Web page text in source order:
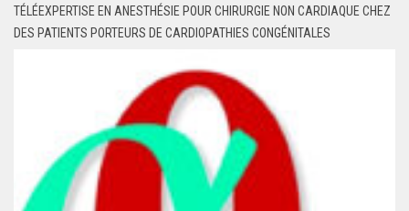
TÉLÉEXPERTISE EN ANESTHÉSIE POUR CHIRURGIE NON CARDIAQUE CHEZ
DES PATIENTS PORTEURS DE CARDIOPATHIES CONGÉNITALES